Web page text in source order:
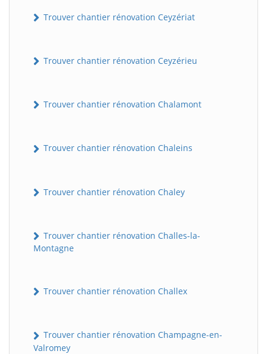
Trouver chantier rénovation Ceyzériat
Trouver chantier rénovation Ceyzérieu
Trouver chantier rénovation Chalamont
Trouver chantier rénovation Chaleins
Trouver chantier rénovation Chaley
Trouver chantier rénovation Challes-la-
Montagne
Trouver chantier rénovation Challex
Trouver chantier rénovation Champagne-en-
Valromey